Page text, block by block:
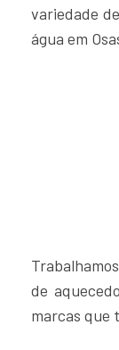
variedade
água em
de
marcas que